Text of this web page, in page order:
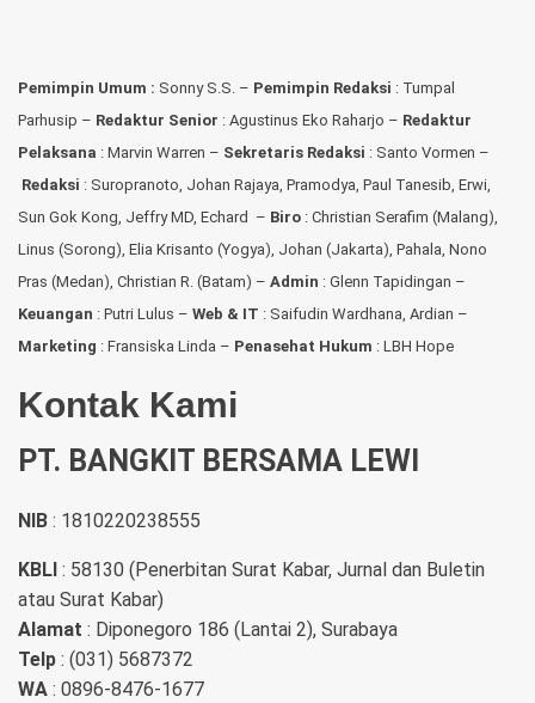
Pemimpin Umum : Sonny S.S. – Pemimpin Redaksi : Tumpal
Parhusip – Redaktur Senior : Agustinus Eko Raharjo – Redaktur
Pelaksana : Marvin Warren – Sekretaris Redaksi : Santo Vormen –
Redaksi : Suropranoto, Johan Rajaya, Pramodya, Paul Tanesib, Erwi,
Sun Gok Kong, Jeffry MD, Echard – Biro : Christian Serafim (Malang),
Linus (Sorong), Elia Krisanto (Yogya), Johan (Jakarta), Pahala, Nono
Pras (Medan), Christian R. (Batam) – Admin : Glenn Tapidingan –
Keuangan : Putri Lulus – Web & IT : Saifudin Wardhana, Ardian –
Marketing : Fransiska Linda – Penasehat Hukum : LBH Hope
Kontak Kami
PT. BANGKIT BERSAMA LEWI
NIB : 1810220238555
KBLI : 58130 (Penerbitan Surat Kabar, Jurnal dan Buletin
atau Surat Kabar)
Alamat : Diponegoro 186 (Lantai 2), Surabaya
Telp : (031) 5687372
WA : 0896-8476-1677